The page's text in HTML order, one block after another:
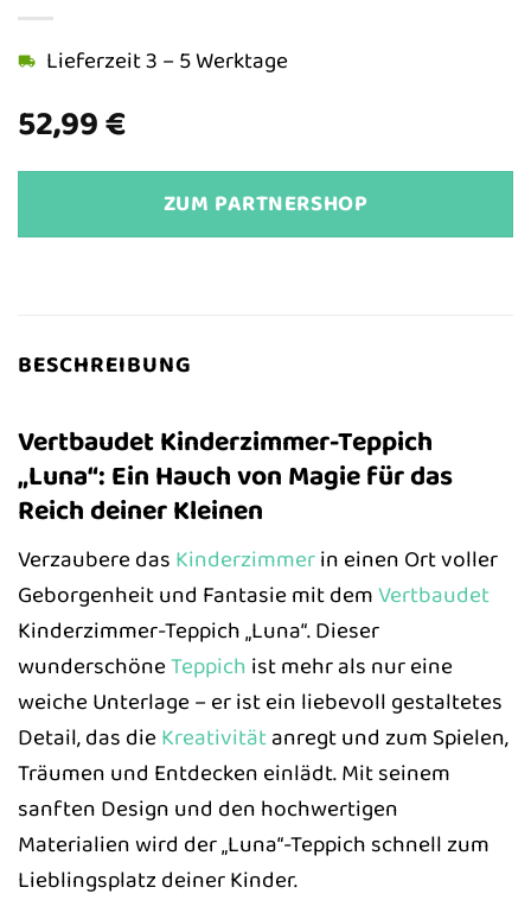
52,99€
Lieferzeit 3 – 5 Werktage
ZUM PARTNERSHOP
BESCHREIBUNG
Vertbaudet Kinderzimmer-Teppich
„Luna“: Ein Hauch von Magie für das
Reich deiner Kleinen
Verzaubere das Kinderzimmerin einen Ort voller
Geborgenheit und Fantasie mit demVertbaudet
Kinderzimmer-Teppich „Luna“. Dieser
wunderschöneTeppich ist mehr als nur eine
weiche Unterlage – er ist ein liebevoll gestaltetes
Detail, das dieKreativitätanregt und zum Spielen,
Träumen und Entdecken einlädt. Mit seinem
sanften Design und den hochwertigen
Materialien wird der „Luna“-Teppich schnell zum
Lieblingsplatz deiner Kinder.